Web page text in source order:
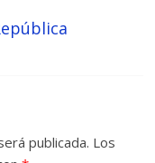
publicada. Los